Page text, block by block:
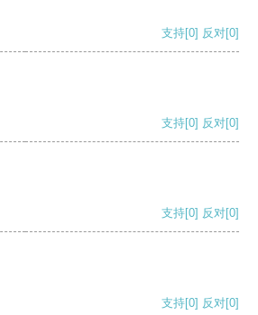
支持[0] 反对[0]
支持[0] 反对[0]
支持[0] 反对[0]
支持[0] 反对[0]